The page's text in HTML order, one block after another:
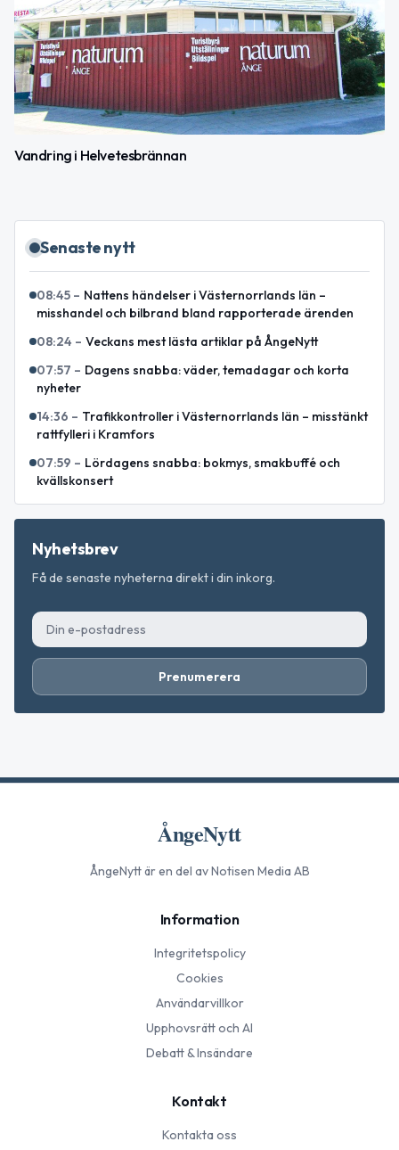
Vandring i Helvetesbrännan
Senaste nytt
08:45 – Nattens händelser i Västernorrlands län –
misshandel och bilbrand bland rapporterade ärenden
08:24 – Veckans mest lästa artiklar på ÅngeNytt
07:57 – Dagens snabba: väder, temadagar och korta
nyheter
14:36 – Trafikkontroller i Västernorrlands län – misstänkt
rattfylleri i Kramfors
07:59 – Lördagens snabba: bokmys, smakbuffé och
kvällskonsert
Nyhetsbrev
Få de senaste nyheterna direkt i din inkorg.
Prenumerera
ÅngeNytt
ÅngeNyttär en del av Notisen Media AB
Information
Integritetspolicy
Cookies
Användarvillkor
Upphovsrätt och AI
Debatt & Insändare
Kontakt
Kontakta oss